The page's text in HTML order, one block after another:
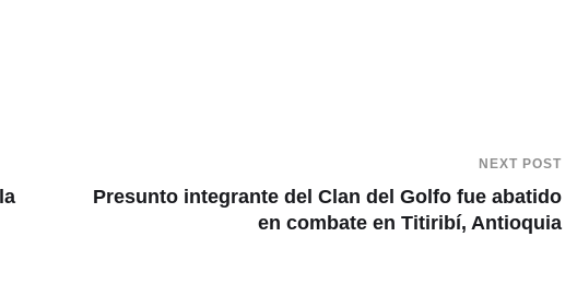
NEXT POST
Presunto integrante del Clan del Golfo fue abatido
en combate en Titiribí, Antioquia